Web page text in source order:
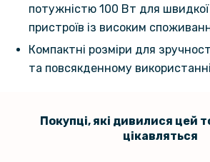
потужністю 100 Вт для
пристроїв із високим
Компактні розміри для
та повсякденному
Покупці, які дивилися цей
цікавляться